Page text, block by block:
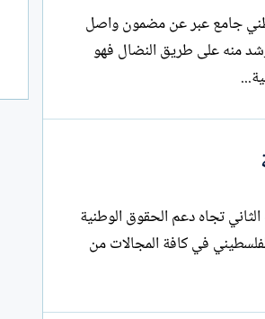
تاريخ سياسي ووطني جامع عبر عن مضمون واصل
منه على طريق النضال فهو
الملك عبد الله الثاني تجاه دعم الحقوق الوطنية
في كافة المجالات من